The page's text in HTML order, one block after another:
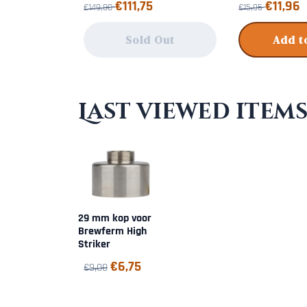
From 149,00 for 111,75
€149,00€111,75
Sold Out
From 15,95 for
€15,95€11,96
Add
Last viewed items
29 mm kop voor
Brewferm High
Striker
€9,00€6,75